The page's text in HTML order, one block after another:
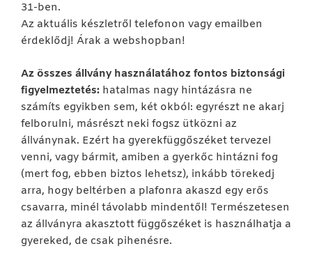
31-ben.
Az aktuális készletről telefonon vagy emailben
érdeklődj! Árak a webshopban!
Az összes állvány használatához fontos biztonsági
figyelmeztetés: hatalmas nagy hintázásra ne
számíts egyikben sem, két okból: egyrészt ne akarj
felborulni, másrészt neki fogsz ütközni az
állványnak. Ezért ha gyerekfüggőszéket tervezel
venni, vagy bármit, amiben a gyerkőc hintázni fog
(mert fog, ebben biztos lehetsz), inkább törekedj
arra, hogy beltérben a plafonra akaszd egy erős
csavarra, minél távolabb mindentől! Természetesen
az állványra akasztott függőszéket is használhatja a
gyereked, de csak pihenésre.